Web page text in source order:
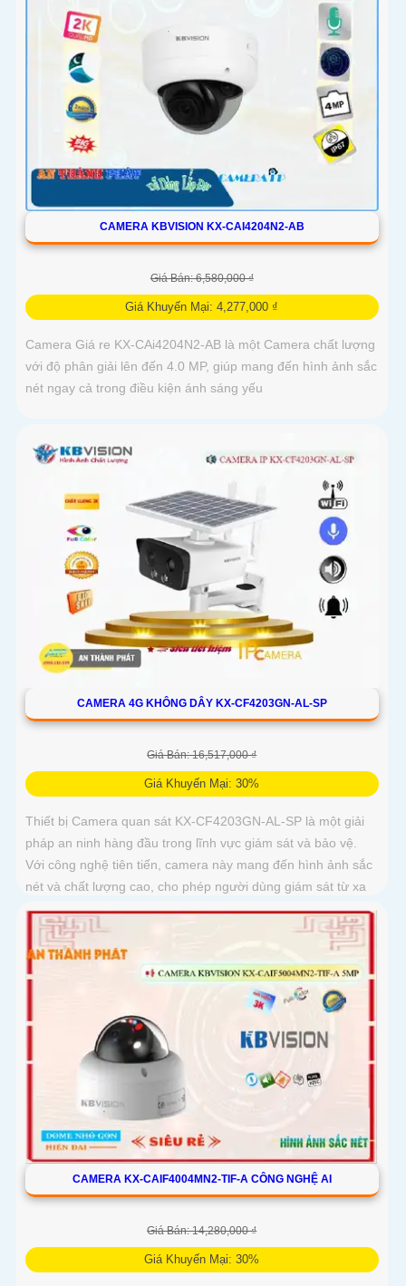
CAMERA KBVISION KX-CAI4204N2-AB
Giá Bán: 6,580,000 ₫
Giá Khuyến Mại: 4,277,000 ₫
Camera Giá re KX-CAi4204N2-AB là một Camera chất lượng
với độ phân giải lên đến 4.0 MP, giúp mang đến hình ảnh sắc
nét ngay cả trong điều kiện ánh sáng yếu
CAMERA 4G KHÔNG DÂY KX-CF4203GN-AL-SP
Giá Bán: 16,517,000 ₫
Giá Khuyến Mại: 30%
Thiết bị Camera quan sát KX-CF4203GN-AL-SP là một giải
pháp an ninh hàng đầu trong lĩnh vực giám sát và bảo vệ.
Với công nghệ tiên tiến, camera này mang đến hình ảnh sắc
nét và chất lượng cao, cho phép người dùng giám sát từ xa
một cách dễ dàng
CAMERA KX-CAIF4004MN2-TIF-A CÔNG NGHỆ AI
Giá Bán: 14,280,000 ₫
Giá Khuyến Mại: 30%